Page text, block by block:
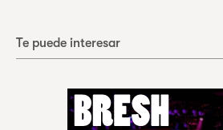
Te puede interesar